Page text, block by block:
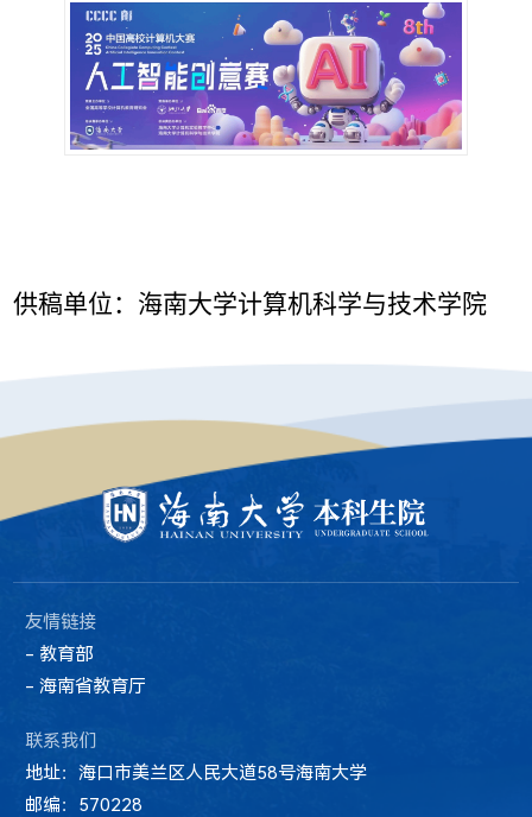
供稿单位： 海南大学计算机科学与技术学院
友情链接
- 教育部
- 海南省教育厅
联系我们
地址：海口市美兰区人民大道58号海南大学
邮编：570228